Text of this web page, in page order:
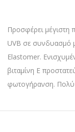
Προσφέρει μέγιστη
UVB σε συνδυασμό
Elastomer.
βιταμίνη Ε
φωτογήρανση. Πολύ